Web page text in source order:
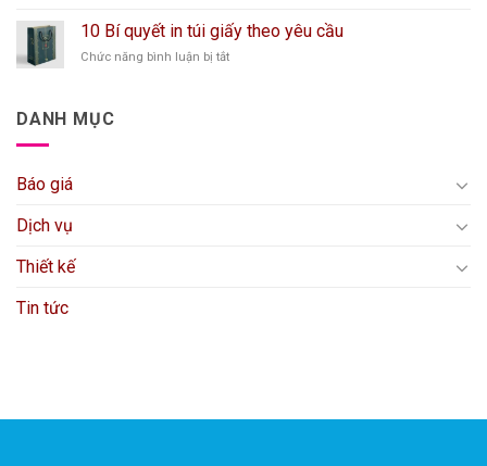
cao
cấp,
độc
10
dịch
vụ
10 Bí quyết in túi giấy theo yêu cầu
Chức năng bình luận bị tắtở
DANH MỤC
Báo giá
Dịch vụ
Thiết kế
Tin tức